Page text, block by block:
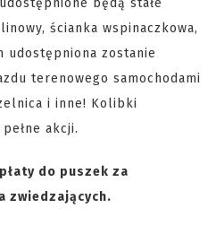
będą stałe
ścianka wspinaczkowa,
udostępniona zostanie
terenowego samochodami
i inne! Kolibki
akcji.
do puszek za
zwiedzających.